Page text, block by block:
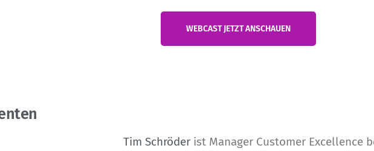
WEBCAST JETZT ANSCHAUEN
Tim Schröder ist Manager Customer Excellence